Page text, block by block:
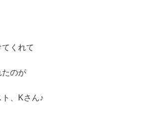
くれて
たのが
、Kさん♪